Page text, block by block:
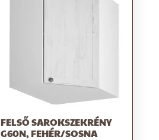
FELSŐ SAROKSZEKRÉNY
G60N, FEHÉR/SOSNA